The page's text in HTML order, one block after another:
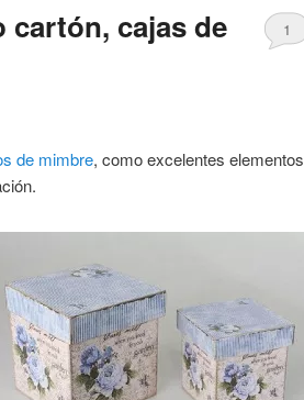
cartón, cajas de
1
de mimbre, como excelentes elementos